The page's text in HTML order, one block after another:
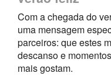
Com a chegada do
uma mensagem
parceiros: que estes
descanso e
mais gostam.